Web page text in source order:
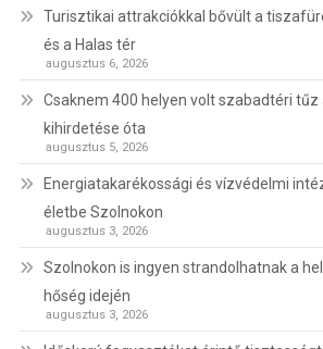
Turisztikai attrakciókkal bővült a
és a Halas tér
augusztus 6, 2026
Csaknem 400 helyen volt szabadtéri tűz
kihirdetése óta
augusztus 5, 2026
Energiatakarékossági és vízvédelmi
életbe Szolnokon
augusztus 3, 2026
Szolnokon is ingyen strandolhatnak a
hőség idején
augusztus 3, 2026